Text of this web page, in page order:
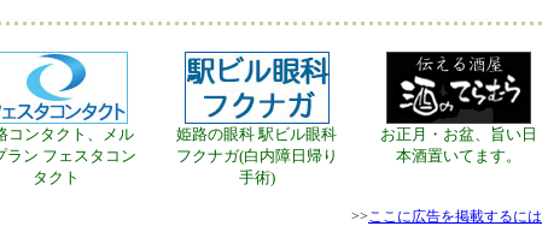
コンタクト、メル
ラン フェスタコン
タクト
姫路の眼科 駅ビル眼科
フクナガ(白内障日帰り
手術)
お正月・お盆、旨い日
本酒置いてます。
>>ここに広告を掲載するには